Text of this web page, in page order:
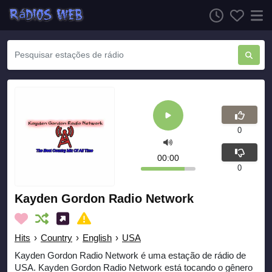
Kayden Gordon Radio Network
Hits › Country › English › USA
Kayden Gordon Radio Network é uma estação de rádio de
USA. Kayden Gordon Radio Network está tocando o gênero
00:00
0
0